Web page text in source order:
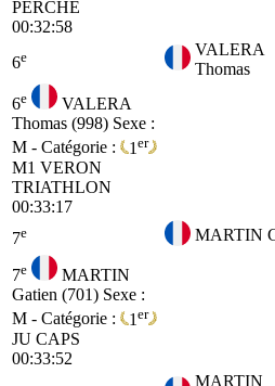
PERCHE
00:32:58
6e
VALERA
Thomas
6e
VALERA
Thomas (998) Sexe :
M - Catégorie :
1 er
M1 VERON
TRIATHLON
00:33:17
7e MARTIN
7e
MARTIN
Gatien (701) Sexe :
M - Catégorie :
1 er
JU CAPS
00:33:52
MARTIN